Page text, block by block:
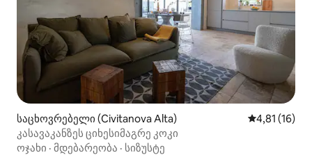
საცხოვრებელი (Civitanova Alta) საშუალო
4,81 (16)
კასავაკანზეს ციხესიმაგრე კოკი
ოჯახი · მდებარეობა · სიზუსტე